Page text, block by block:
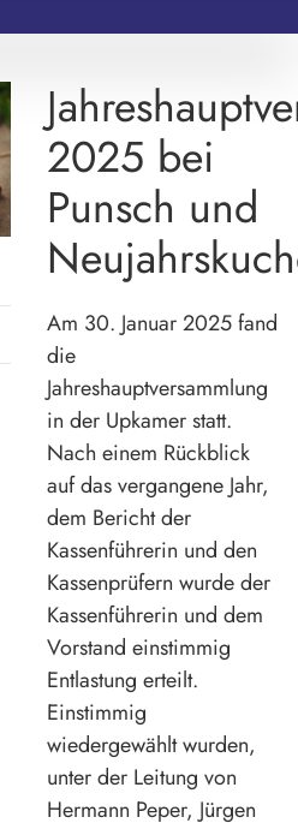
2025 bei
Punsch und
Am 30. Januar 2025 fand
die
Jahreshauptversammlung
in der Upkamer statt.
Nach einem Rückblick
auf das vergangene Jahr,
dem Bericht der
Kassenführerin und den
Kassenprüfern wurde der
Kassenführerin und dem
Vorstand einstimmig
Entlastung erteilt.
Einstimmig
wiedergewählt wurden,
unter der Leitung von
Hermann Peper, Jürgen